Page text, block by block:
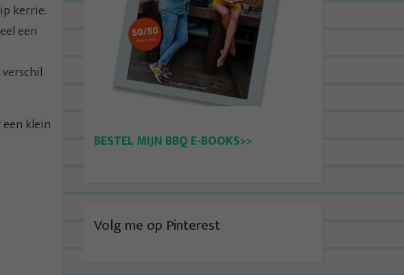
kerrie.
een
klein
BESTEL MIJN BBQ E-BOOKS>>
Volg me op Pinterest